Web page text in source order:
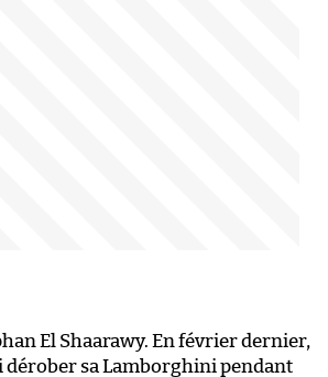
El Shaarawy. En février dernier,
dérober sa Lamborghini pendant